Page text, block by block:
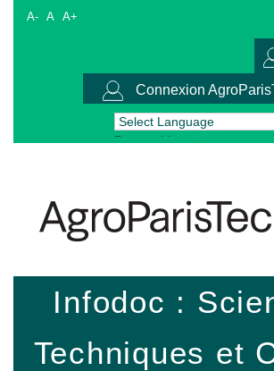
A- A A+
Connexion
Powered by
Infodoc :
Techniques et